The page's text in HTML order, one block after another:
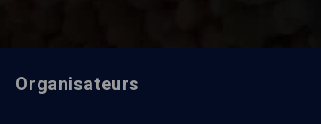
Organisateurs